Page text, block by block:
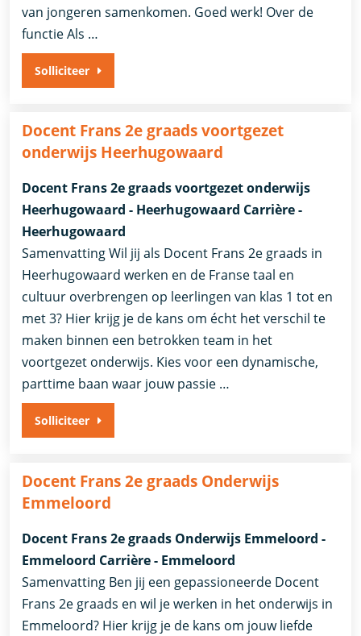
van jongeren samenkomen. Goed werk! Over de
functie Als …
Solliciteer
Docent Frans 2e graads voortgezet
onderwijs Heerhugowaard
Docent Frans 2e graads voortgezet onderwijs
Heerhugowaard - Heerhugowaard Carrière -
Heerhugowaard
Samenvatting Wil jij als Docent Frans 2e graads in
Heerhugowaard werken en de Franse taal en
cultuur overbrengen op leerlingen van klas 1 tot en
met 3? Hier krijg je de kans om écht het verschil te
maken binnen een betrokken team in het
voortgezet onderwijs. Kies voor een dynamische,
parttime baan waar jouw passie …
Solliciteer
Docent Frans 2e graads Onderwijs
Emmeloord
Docent Frans 2e graads Onderwijs Emmeloord -
Emmeloord Carrière - Emmeloord
Samenvatting Ben jij een gepassioneerde Docent
Frans 2e graads en wil je werken in het onderwijs in
Emmeloord? Hier krijg je de kans om jouw liefde